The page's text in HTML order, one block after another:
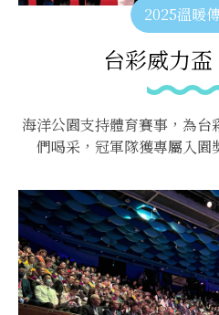
2025溫暖
台彩威力
海洋公園支持體育賽事，為
們喝采，冠軍隊獲專屬入園